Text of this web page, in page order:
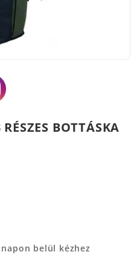
BOTTÁSKA
belül kézhez